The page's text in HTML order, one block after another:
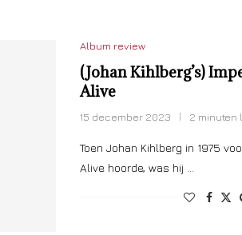
Album review
(Johan Kihlberg’s)
Alive
15 december 2023 2 minuten
Toen Johan Kihlberg in 1975
Alive hoorde, was hij …